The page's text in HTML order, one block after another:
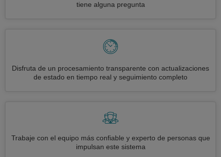
tiene alguna pregunta
Disfruta de un procesamiento transparente con actualizaciones
de estado en tiempo real y seguimiento completo
Trabaje con el equipo más confiable y experto de personas que
impulsan este sistema